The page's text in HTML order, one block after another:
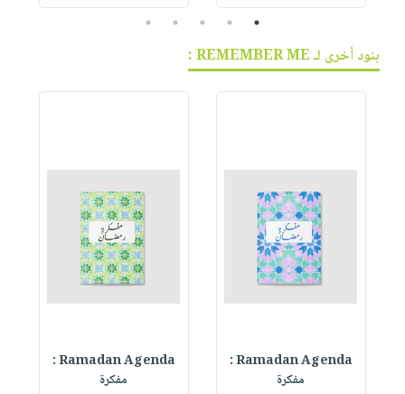
1
2
3
4
5
بنود أخرى لـ REMEMBER ME :
Ramadan Agenda :
مفكرة
Ramadan Agenda :
مفكرة